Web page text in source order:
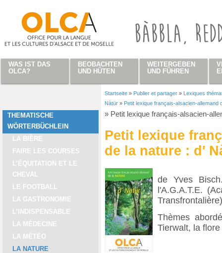
THEMATISCHE
WÖRTERBÜCHLEIN
LA BIÈRE
FAIRE LES COURSES
L’ÉQUITATION ET LE
CHEVAL
LE FOOTBALL
LA GASTRONOMIE
L’INDISPENSABLE
LA MÉDECINE
LA MÉTÉO
LA NATURE
Sie sind hier
Startseite » Publier et partager » Lexiques
Nàtür » Petit lexique français-alsacien-allemand
» Petit lexique français-alsacien-
Petit lexique
de la nature : d'
de Yves
l'A.G.A.T.E.
Thèmes
Tierwalt, la
WAS IST DAS
OLCA?
BEOBACHTEN
UND HÜTEN
WEITERGEBEN
UND FÜHREN